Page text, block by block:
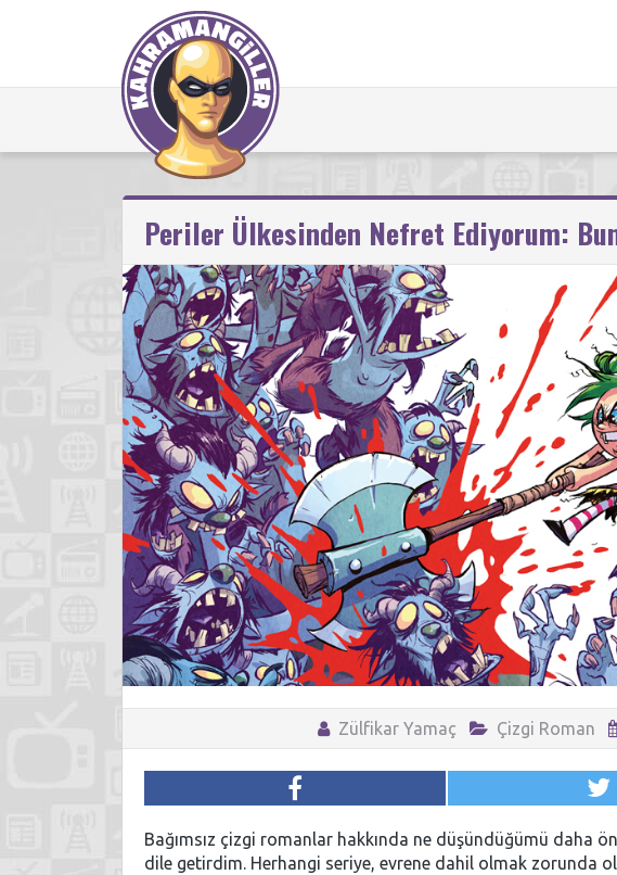
Periler Ülkesinden Nefret Ediyorum:
Zülfikar Yamaç Çizgi Roman
Bağımsız çizgi romanlar hakkında ne düşündüğümü daha
dile getirdim. Herhangi seriye, evrene dahil olmak zorunda